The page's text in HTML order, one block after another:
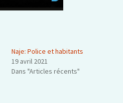
Naje: Police et habitants
19 avril 2021
Dans "Articles récents"